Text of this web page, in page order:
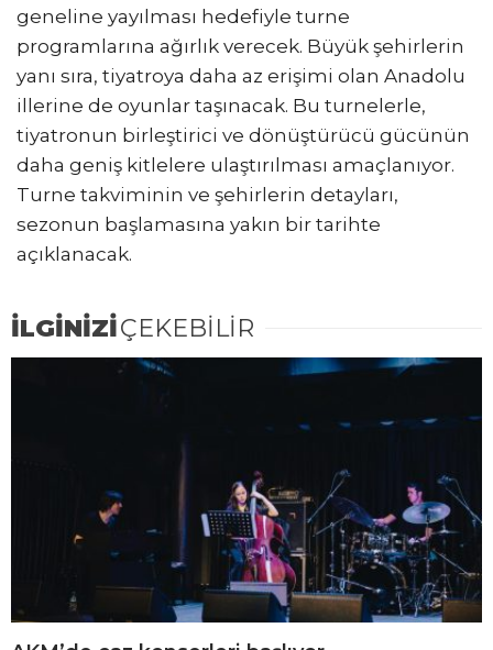
geneline yayılması hedefiyle turne
programlarına ağırlık verecek. Büyük şehirlerin
yanı sıra, tiyatroya daha az erişimi olan Anadolu
illerine de oyunlar taşınacak. Bu turnelerle,
tiyatronun birleştirici ve dönüştürücü gücünün
daha geniş kitlelere ulaştırılması amaçlanıyor.
Turne takviminin ve şehirlerin detayları,
sezonun başlamasına yakın bir tarihte
açıklanacak.
İLGİNİZİÇEKEBİLİR